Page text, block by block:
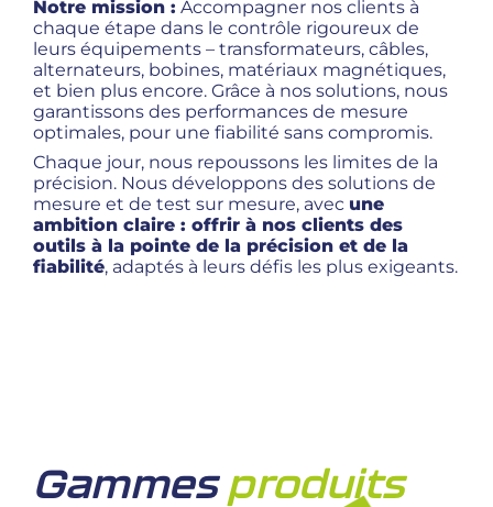
Notre mission : Accompagner nos clients à
chaque étape dans le contrôle rigoureux de
leurs équipements – transformateurs, câbles,
alternateurs, bobines, matériaux magnétiques,
et bien plus encore. Grâce à nos solutions, nous
garantissons des performances de mesure
optimales, pour une fiabilité sans compromis.
Chaque jour, nous repoussons les limites de la
précision. Nous développons des solutions de
mesure et de test sur mesure, avec une
ambition claire : offrir à nos clients des
outils à la pointe de la précision et de la
fiabilité, adaptés à leurs défis les plus exigeants.
Gammesproduits